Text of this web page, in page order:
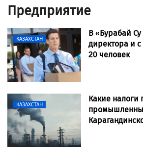
Предприятие
КАЗАХСТАН
В «Бурабай
директора и
20 человек
КАЗАХСТАН
Какие налоги